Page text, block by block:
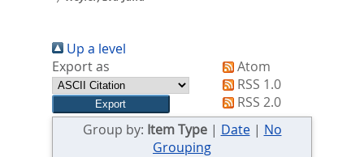
Sie
sind
hier:
Up a level
Export as
Atom
RSS 1.0
RSS 2.0
Group by: Item Type| Date| No
Grouping